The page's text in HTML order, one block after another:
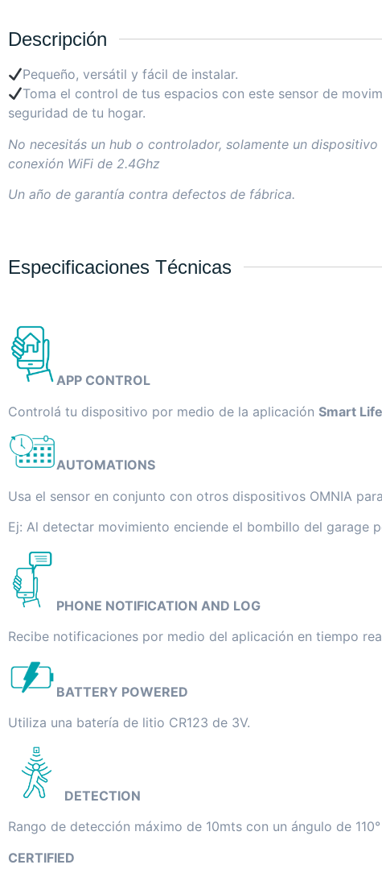
Descripción
Pequeño, versátil y fácil de instalar.
Toma el control de tus espacios con este sensor de
seguridad de tu hogar.
No necesitás un hub o controlador, solamente un dispositivo
conexión WiFi de 2.4Ghz
Un año de garantía contra defectos de fábrica.
Especificaciones Técnicas
APP CONTROL
Controlá tu dispositivo por medio de la aplicación Smart Life
AUTOMATIONS
Usa el sensor en conjunto con otros dispositivos OMNIA
Ej: Al detectar movimiento enciende el bombillo del garage
PHONE NOTIFICATION AND LOG
Recibe notificaciones por medio del aplicación en tiempo
BATTERY POWERED
Utiliza una batería de litio CR123 de 3V.
DETECTION
Rango de detección máximo de 10mts con un ángulo de 110°
CERTIFIED